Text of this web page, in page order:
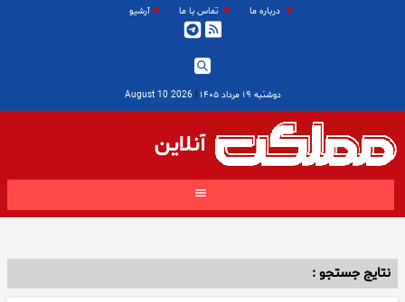
درباره ما تماس با ما آرشیو
دوشنبه ۱۹ مرداد ۱۴۰۵ |
2026 August 10
آنلاین
نتایج جستجو :